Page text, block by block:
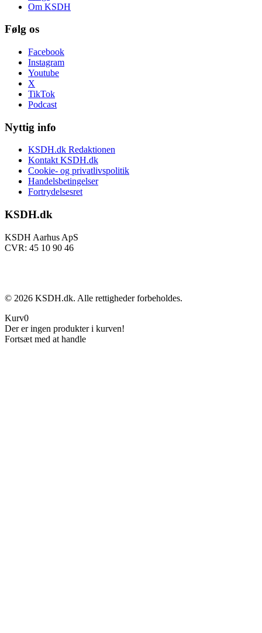
Om KSDH
Følg os
Facebook
Instagram
Youtube
X
TikTok
Podcast
Nyttig info
KSDH.dk Redaktionen
Kontakt KSDH.dk
Cookie- og privatlivspolitik
Handelsbetingelser
Fortrydelsesret
KSDH.dk
KSDH Aarhus ApS
CVR: 45 10 90 46
© 2026 KSDH.dk. Alle rettigheder forbeholdes.
Kurv0
Der er ingen produkter i kurven!
Fortsæt med at handle